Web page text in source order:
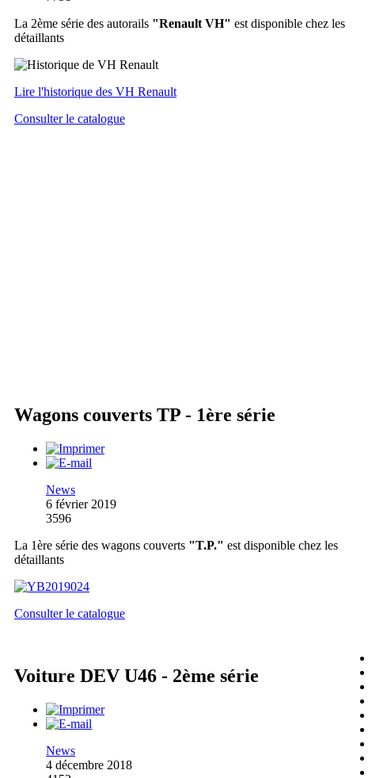
La 2ème série des autorails "Renault VH" est disponible chez les
détaillants
Lire l'historique des VH Renault
Consulter le catalogue
Wagons couverts TP - 1ère série
News
6 février 2019
3596
La 1ère série des wagons couverts "T.P." est disponible chez les
détaillants
Consulter le catalogue
Voiture DEV U46 - 2ème série
News
4 décembre 2018